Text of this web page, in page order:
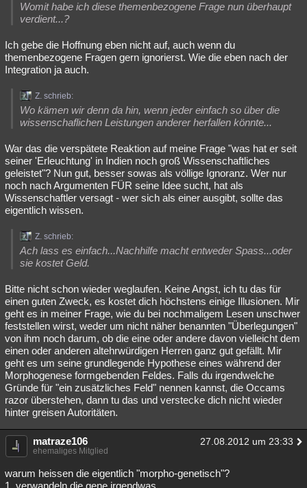
Womit habe ich diese themenbezogene Frage nun überhaupt
verdient...?
Ich gebe die Hoffnung eben nicht auf, auch wenn du
themenbezogene Fragen gern ignorierst. Wie die eben nach der
Integration ja auch.
Z. schrieb:
Wo kämen wir denn da hin, wenn jeder einfach so über die
wissenschaflichen Leistungen anderer herfallen könnte...
War das die verspätete Reaktion auf meine Frage "was hat er seit
seiner 'Erleuchtung' in Indien noch groß Wissenschaftliches
geleistet"? Nun gut, besser sowas als völlige Ignoranz. Wer nur
noch nach Argumenten FÜR seine Idee sucht, hat als
Wissenschaftler versagt - wer sich als einer ausgibt, sollte das
eigentlich wissen.
Z. schrieb:
Ach lass es einfach...Nachhilfe macht entweder Spass...oder
sie kostet Geld.
Bitte nicht schon wieder weglaufen. Keine Angst, ich tu das für
einen guten Zweck, es kostet dich höchstens einige Illusionen. Mir
geht es in meiner Frage, wie du bei nochmaligem Lesen unschwer
feststellen wirst, weder um nicht näher benannten "Überlegungen"
von ihm noch darum, ob die eine oder andere davon vielleicht dem
einen oder anderen altehrwürdigen Herren ganz gut gefällt. Mir
geht es um seine grundlegende Hypothese eines während der
Morphogenese formgebenden Feldes. Falls du irgendwelche
Gründe für "ein zusätzliches Feld" nennen kannst, die Occams
razor überstehen, dann tu das und verstecke dich nicht wieder
hinter greisen Autoritäten.
matraze106 27.08.2012 um 23:33
ehemaliges Mitglied
warum heissen die eigentlich "morpho-genetisch"?
1. verwandeln die gene irgendwas